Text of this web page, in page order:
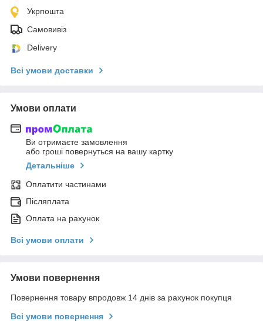
Укрпошта
Самовивіз
Delivery
Всі умови доставки
Умови оплати
Ви отримаєте замовлення
або гроші повернуться на вашу картку
Детальніше
Оплатити частинами
Післяплата
Оплата на рахунок
Всі умови оплати
Умови повернення
Повернення товару впродовж 14 днів за рахунок покупця
Всі умови повернення